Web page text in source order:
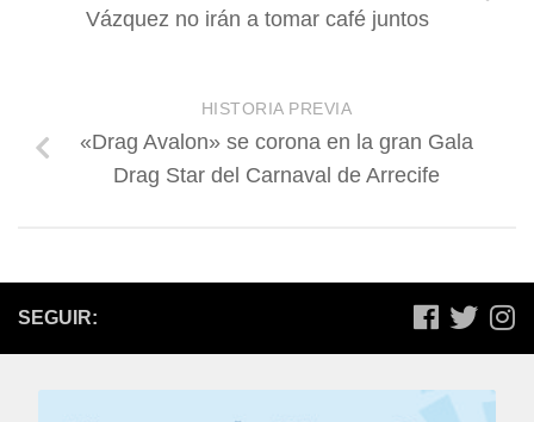
Vázquez no irán a tomar café juntos
HISTORIA PREVIA
«Drag Avalon» se corona en la gran Gala
Drag Star del Carnaval de Arrecife
SEGUIR: